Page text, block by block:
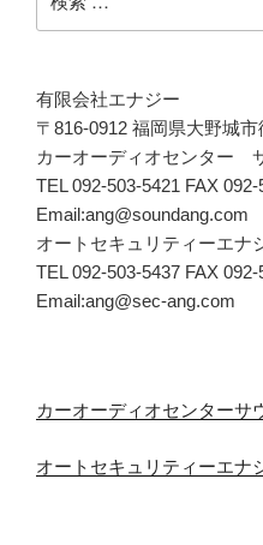
索:
有限会社エナジー
〒816-0912 福岡県大野城
カーオーディオセンター
TEL 092-503-5421 FAX
Email:ang@soundang.com
オートセキュリティーエナ
TEL 092-503-5437 FAX
Email:ang@sec-ang.com
カーオーディオセンターサ
オートセキュリティーエナ